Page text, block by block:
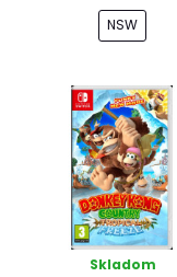
NSW
Skladom